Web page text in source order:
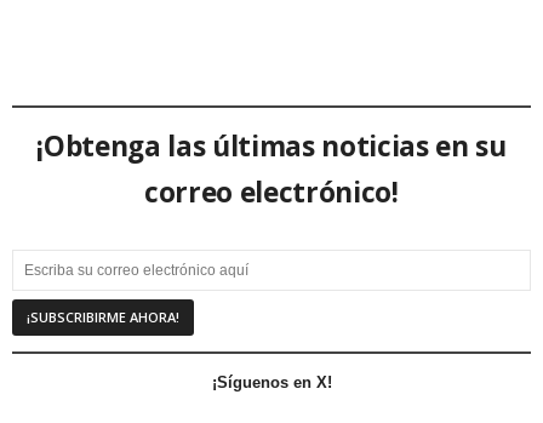
¡Obtenga las últimas noticias en su
correo electrónico!
¡Síguenos en X!